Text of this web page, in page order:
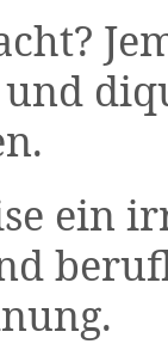
ein